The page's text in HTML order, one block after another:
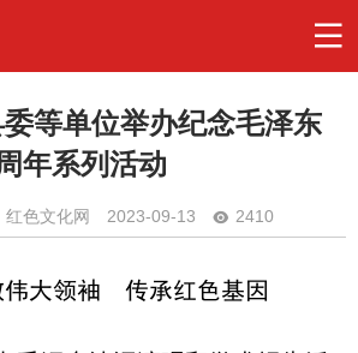
等单位举办纪念毛泽东
年系列活动
红色文化网 2023-09-13 2410
伟大领袖 传承红色基因